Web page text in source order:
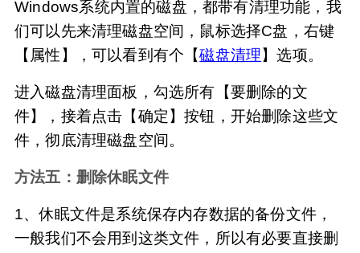
Windows系统内置的磁盘，都带有清理功能，我
们可以先来清理磁盘空间，鼠标选择C盘，右键
【属性】，可以看到有个【磁盘清理】选项。
进入磁盘清理面板，勾选所有【要删除的文
件】，接着点击【确定】按钮，开始删除这些文
件，彻底清理磁盘空间。
方法五：删除休眠文件
1、休眠文件是系统保存内存数据的备份文件，
一般我们不会用到这类文件，所以有必要直接删